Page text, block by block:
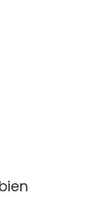
251 809 RSAC